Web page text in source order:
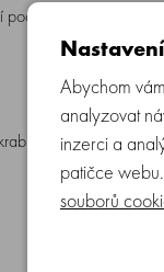
tepla a sucha.
vhodný pro
Abychom
analyzovat
inzerci a
patičce
souborů